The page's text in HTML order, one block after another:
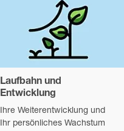
Laufbahn und
Entwicklung
Ihre Weiterentwicklung und
Ihr persönliches Wachstum